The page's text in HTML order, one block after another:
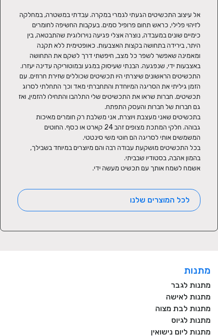
אשמח לשמח אותך עם תכשיט מעשה ידי.
לכל המוצרים שלנו
מתנות
מתנות לגבר
מתנות לאישה
מתנות לבת מצוה
מתנות לגיוס
מתנות ליום נישואין